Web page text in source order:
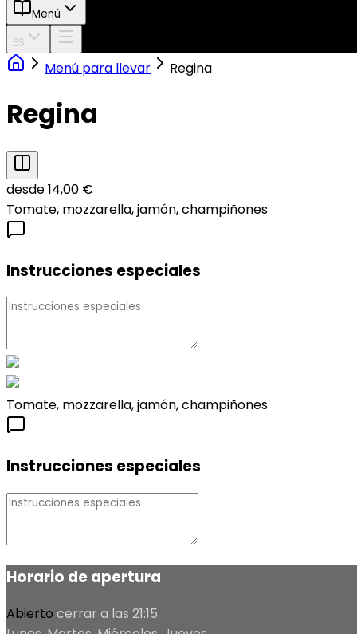
Menú
ES
Menú para llevar Regina
Regina
desde 14,00 €
Tomate, mozzarella, jamón, champiñones
Instrucciones especiales
Tomate, mozzarella, jamón, champiñones
Instrucciones especiales
Horario de apertura
Abierto cerrar a las 21:15